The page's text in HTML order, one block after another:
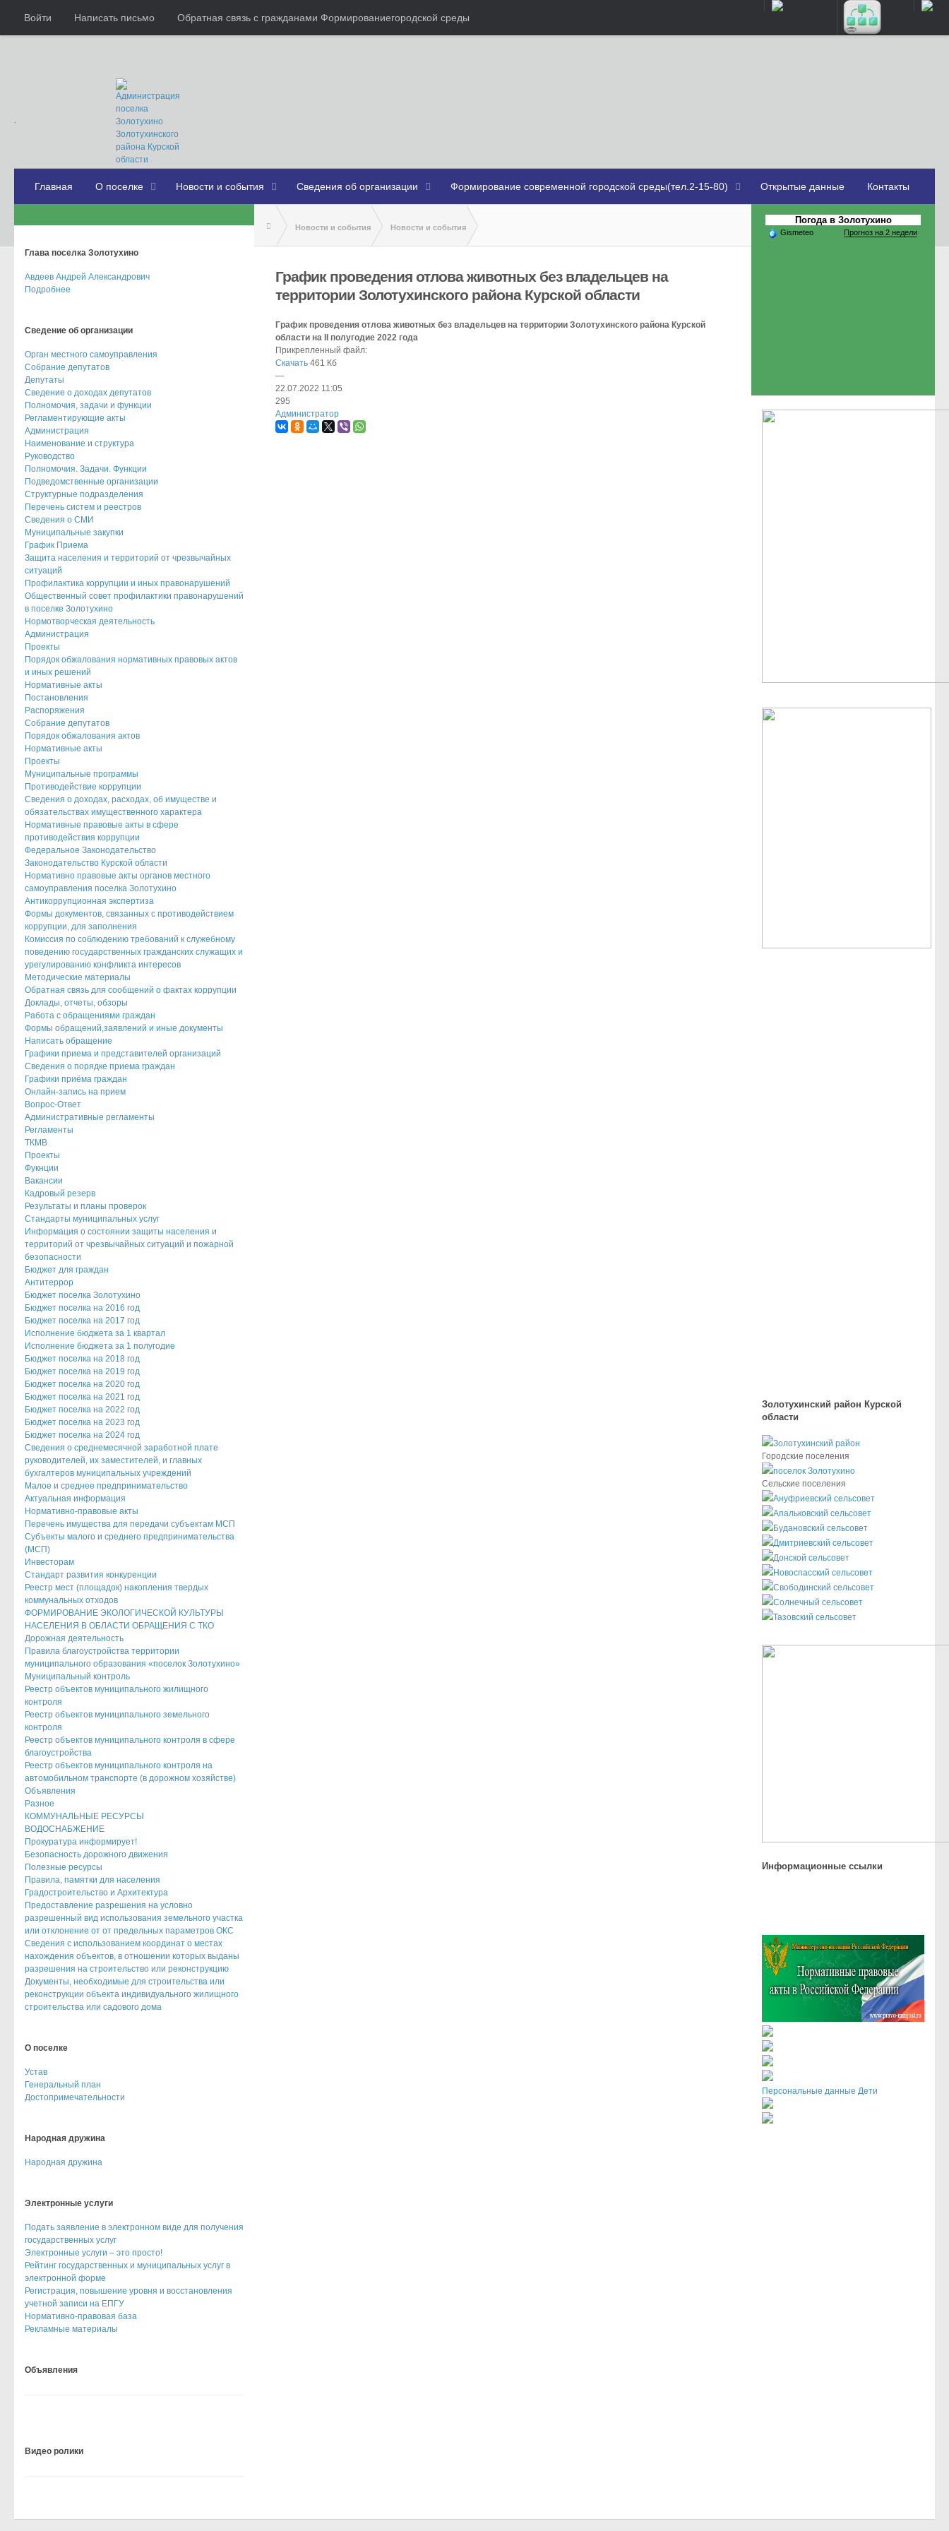
Войти Написать письмо Обратная связь с гражданами Формированиегородской среды
.
Главная О поселке Новости и события Сведения об организации Формирование современной городской среды(тел.2-15-80) Открытые данные Контакты
Новости и события Новости и события
График проведения отлова животных без владельцев на
территории Золотухинского района Курской области
График проведения отлова животных без владельцев на территории Золотухинского района Курской
области на II полугодие 2022 года
Прикрепленный файл:
Скачать 461 Кб
—
22.07.2022 11:05
295
Администратор
Глава поселка Золотухино
Авдеев Андрей Александрович
Подробнее
Сведение об организации
Орган местного самоуправления
Собрание депутатов
Депутаты
Сведение о доходах депутатов
Полномочия, задачи и функции
Регламентирующие акты
Администрация
Наименование и структура
Руководство
Полномочия. Задачи. Функции
Подведомственные организации
Структурные подразделения
Перечень систем и реестров
Сведения о СМИ
Муниципальные закупки
График Приема
Защита населения и территорий от чрезвычайных
ситуаций
Профилактика коррупции и иных правонарушений
Общественный совет профилактики правонарушений
в поселке Золотухино
Нормотворческая деятельность
Администрация
Проекты
Порядок обжалования нормативных правовых актов
и иных решений
Нормативные акты
Постановления
Распоряжения
Собрание депутатов
Порядок обжалования актов
Нормативные акты
Проекты
Муниципальные программы
Противодействие коррупции
Сведения о доходах, расходах, об имуществе и
обязательствах имущественного характера
Нормативные правовые акты в сфере
противодействия коррупции
Федеральное Законодательство
Законодательство Курской области
Нормативно правовые акты органов местного
самоуправления поселка Золотухино
Антикоррупционная экспертиза
Формы документов, связанных с противодействием
коррупции, для заполнения
Комиссия по соблюдению требований к служебному
поведению государственных гражданских служащих и
урегулированию конфликта интересов
Методические материалы
Обратная связь для сообщений о фактах коррупции
Доклады, отчеты, обзоры
Работа с обращениями граждан
Формы обращений,заявлений и иные документы
Написать обращение
Графики приема и представителей организаций
Сведения о порядке приема граждан
Графики приёма граждан
Онлайн-запись на прием
Вопрос-Ответ
Административные регламенты
Регламенты
ТКМВ
Проекты
Фукнции
Вакансии
Кадровый резерв
Результаты и планы проверок
Стандарты муниципальных услуг
Информация о состоянии защиты населения и
территорий от чрезвычайных ситуаций и пожарной
безопасности
Бюджет для граждан
Антитеррор
Бюджет поселка Золотухино
Бюджет поселка на 2016 год
Бюджет поселка на 2017 год
Исполнение бюджета за 1 квартал
Исполнение бюджета за 1 полугодие
Бюджет поселка на 2018 год
Бюджет поселка на 2019 год
Бюджет поселка на 2020 год
Бюджет поселка на 2021 год
Бюджет поселка на 2022 год
Бюджет поселка на 2023 год
Бюджет поселка на 2024 год
Сведения о среднемесячной заработной плате
руководителей, их заместителей, и главных
бухгалтеров муниципальных учреждений
Малое и среднее предпринимательство
Актуальная информация
Нормативно-правовые акты
Перечень имущества для передачи субъектам МСП
Субъекты малого и среднего предпринимательства
(МСП)
Инвесторам
Стандарт развития конкуренции
Реестр мест (площадок) накопления твердых
коммунальных отходов
ФОРМИРОВАНИЕ ЭКОЛОГИЧЕСКОЙ КУЛЬТУРЫ
НАСЕЛЕНИЯ В ОБЛАСТИ ОБРАЩЕНИЯ С ТКО
Дорожная деятельность
Правила благоустройства территории
муниципального образования «поселок Золотухино»
Муниципальный контроль
Реестр объектов муниципального жилищного
контроля
Реестр объектов муниципального земельного
контроля
Реестр объектов муниципального контроля в сфере
благоустройства
Реестр объектов муниципального контроля на
автомобильном транспорте (в дорожном хозяйстве)
Объявления
Разное
КОММУНАЛЬНЫЕ РЕСУРСЫ
ВОДОСНАБЖЕНИЕ
Прокуратура информирует!
Безопасность дорожного движения
Полезные ресурсы
Правила, памятки для населения
Градостроительство и Архитектура
Предоставление разрешения на условно
разрешенный вид использования земельного участка
или отклонение от от предельных параметров ОКС
Сведения с использованием координат о местах
нахождения объектов, в отношении которых выданы
разрешения на строительство или реконструкцию
Документы, необходимые для строительства или
реконструкции объекта индивидуального жилищного
строительства или садового дома
О поселке
Устав
Генеральный план
Достопримечательности
Народная дружина
Народная дружина
Электронные услуги
Подать заявление в электронном виде для получения
государственных услуг
Электронные услуги – это просто!
Рейтинг государственных и муниципальных услуг в
электронной форме
Регистрация, повышение уровня и восстановления
учетной записи на ЕПГУ
Нормативно-правовая база
Рекламные материалы
Объявления
Видео ролики
Погода в Золотухино
Gismeteo Прогноз на 2 недели
Золотухинский район Курской
области
Золотухинский район
Городские поселения
поселок Золотухино
Сельские поселения
Ануфриевский сельсовет
Апальковский сельсовет
Будановский сельсовет
Дмитриевский сельсовет
Донской сельсовет
Новоспасский сельсовет
Свободинский сельсовет
Солнечный сельсовет
Тазовский сельсовет
Информационные ссылки
Персональные данные Дети